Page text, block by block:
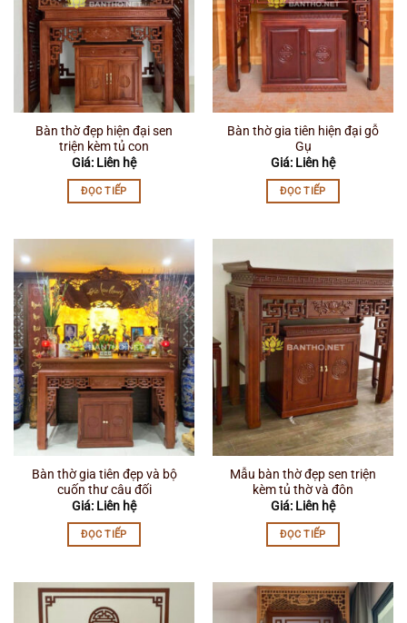
Bàn thờ đẹp hiện đại sen
triện kèm tủ con
Giá: Liên hệ
ĐỌC TIẾP
Bàn thờ gia tiên hiện đại gỗ
Gụ
Giá: Liên hệ
ĐỌC TIẾP
Bàn thờ gia tiên đẹp và bộ
cuốn thư câu đối
Giá: Liên hệ
ĐỌC TIẾP
Mẫu bàn thờ đẹp sen triện
kèm tủ thờ và đôn
Giá: Liên hệ
ĐỌC TIẾP